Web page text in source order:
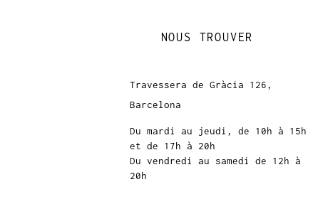
NOUS TROUVER
Travessera de Gràcia 126,
Barcelona
Du mardi au jeudi, de 10h à 15h
et de 17h à 20h
Du vendredi au samedi de 12h à
20h